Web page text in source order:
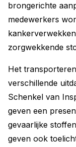
brongerichte
medewerkers
zorgwekkende
Het
verschillende
Schenkel van
geven een
gevaarlijke
geven ook